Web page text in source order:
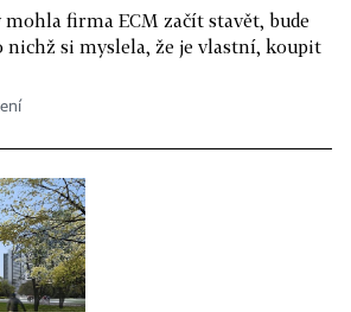
mohla firma ECM začít stavět, bude
nichž si myslela, že je vlastní, koupit